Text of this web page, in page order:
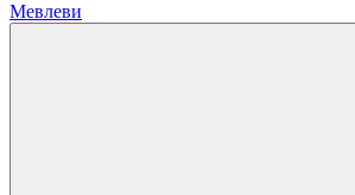
Мевлеви